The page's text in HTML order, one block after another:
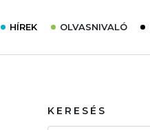
HÍREK OLVASNIVALÓ
KERESÉS